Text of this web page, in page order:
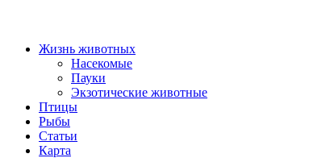
Жизнь животных
Насекомые
Пауки
Экзотические животные
Птицы
Рыбы
Статьи
Карта